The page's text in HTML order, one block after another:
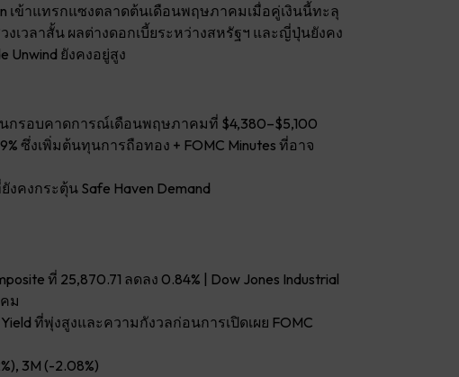
เข้าแทรกแซงตลาดต้นเดือนพฤษภาคมเมื่อคู่เงินนี้ทะลุ
งเวลาสั้น ผลต่างดอกเบี้ยระหว่างสหรัฐฯ และญี่ปุ่นยังคง
Unwind ยังคงอยู่สูง
กรอบคาดการณ์เดือนพฤษภาคมที่ $4,380–$5,100
ซึ่งเพิ่มต้นทุนการถือทอง + FOMC Minutes ที่อาจ
คงกระตุ้น Safe Haven Demand
ที่ 25,870.71 ลดลง 0.84% | Dow Jones Industrial
ม
ที่พุ่งสูงและความกังวลก่อนการเปิดเผย FOMC
3M (-2.08%)